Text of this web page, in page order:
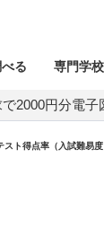
る 専門学
で2000円分電
ト得点率（入試難易度